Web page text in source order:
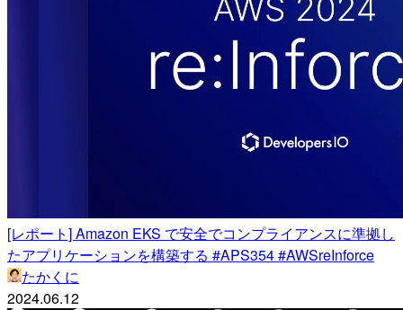
[レポート] Amazon EKS で安全でコンプライアンスに準拠し
たアプリケーションを構築する #APS354 #AWSreInforce
たかくに
2024.06.12